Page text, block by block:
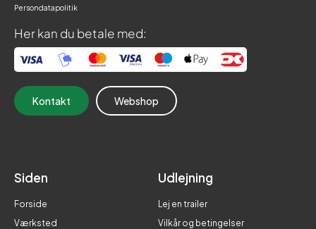
Persondatapolitik
Her kan du betale med:
Kontakt Webshop
Siden
Forside
Værksted
Udlejning
Lej en trailer
Vilkår og betingelser